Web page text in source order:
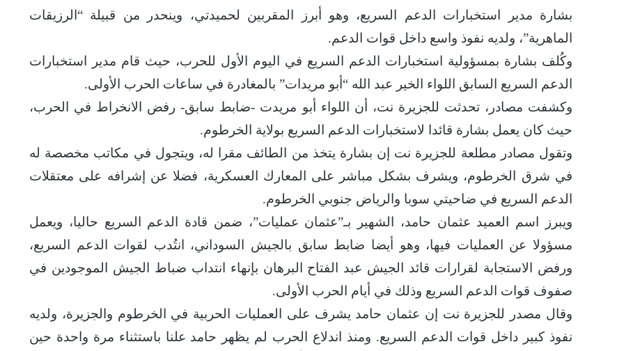
بشارة مدير استخبارات الدعم السريع، وهو أبرز المقربين لحميدتي، وينحدر من قبيلة “الرزيقات
الماهرية”، ولديه نفوذ واسع داخل قوات الدعم.
وكُلف بشارة بمسؤولية استخبارات الدعم السريع في اليوم الأول للحرب، حيث قام مدير استخبارات
الدعم السريع السابق اللواء الخير عبد الله “أبو مريدات” بالمغادرة في ساعات الحرب الأولى.
وكشفت مصادر، تحدثت للجزيرة نت، أن اللواء أبو مريدت -ضابط سابق- رفض الانخراط في الحرب،
حيث كان يعمل بشارة قائدا لاستخبارات الدعم السريع بولاية الخرطوم.
وتقول مصادر مطلعة للجزيرة نت إن بشارة يتخذ من الطائف مقرا له، ويتجول في مكاتب مخصصة له
في شرق الخرطوم، ويشرف بشكل مباشر على المعارك العسكرية، فضلا عن إشرافه على معتقلات
الدعم السريع في ضاحيتي سوبا والرياض جنوبي الخرطوم.
ويبرز اسم العميد عثمان حامد، الشهير بـ”عثمان عمليات”، ضمن قادة الدعم السريع حاليا، ويعمل
مسؤولا عن العمليات فيها، وهو أيضا ضابط سابق بالجيش السوداني، انتُدب لقوات الدعم السريع،
ورفض الاستجابة لقرارات قائد الجيش عبد الفتاح البرهان بإنهاء انتداب ضباط الجيش الموجودين في
صفوف قوات الدعم السريع وذلك في أيام الحرب الأولى.
وقال مصدر للجزيرة نت إن عثمان حامد يشرف على العمليات الحربية في الخرطوم والجزيرة، ولديه
نفوذ كبير داخل قوات الدعم السريع. ومنذ اندلاع الحرب لم يظهر حامد علنا باستثناء مرة واحدة حين